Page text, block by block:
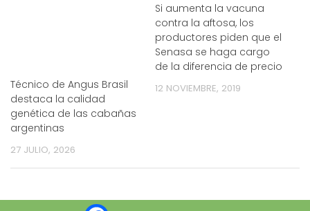
Técnico de Angus Brasil
destaca la calidad
genética de las cabañas
argentinas
27 JULIO, 2026
Si aumenta la vacuna
contra la aftosa, los
productores piden que el
Senasa se haga cargo
de la diferencia de precio
12 NOVIEMBRE, 2019